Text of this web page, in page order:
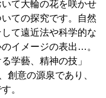
て大輪の花を咲かせ
ての探究です。自然
て遠近法や科学的な
イメージの表出…。
学藝、精神の技」
創意の源泉であり、
。